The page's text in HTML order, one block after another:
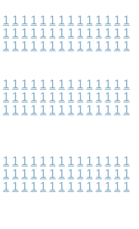
1 1 1 1 1 1 1 1 1 1 1 1 1 1
1 1 1 1 1 1 1 1 1 1 1 1 1 1
1 1 1 1 1 1 1 1 1 1 1 1 1 1
1 1 1 1 1 1 1 1 1 1 1 1 1 1
1 1 1 1 1 1 1 1 1 1 1 1 1 1
1 1 1 1 1 1 1 1 1 1 1 1 1 1
1 1 1 1 1 1 1 1 1 1 1 1 1 1
1 1 1 1 1 1 1 1 1 1 1 1 1 1
1 1 1 1 1 1 1 1 1 1 1 1 1 1